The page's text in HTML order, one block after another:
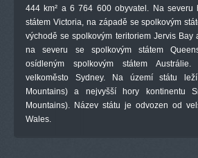
444 km² a 6 764 600 obyvatel. Na severu
státem Victoria, na západě se spolkovým
východě se spolkovým teritoriem Jervis Bay
na severu se spolkovým státem
osídleným spolkovým státem
velkoměsto Sydney. Na území státu
Mountains) a nejvyšší hory kontinentu
Mountains). Název státu je odvozen od
Wales.